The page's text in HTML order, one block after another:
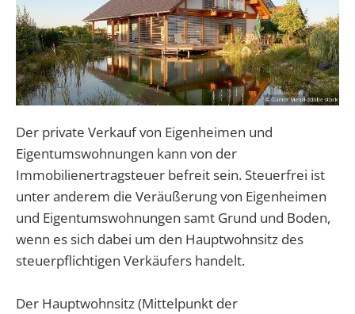
Der private Verkauf von Eigenheimen und
Eigentumswohnungen kann von der
Immobilienertragsteuer befreit sein. Steuerfrei ist
unter anderem die Veräußerung von Eigenheimen
und Eigentumswohnungen samt Grund und Boden,
wenn es sich dabei um den Hauptwohnsitz des
steuerpflichtigen Verkäufers handelt.
Der Hauptwohnsitz (Mittelpunkt der